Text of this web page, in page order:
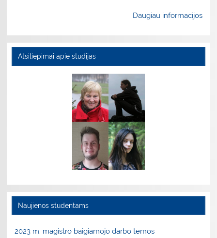
Daugiau informacijos
Atsiliepimai apie studijas
Naujienos studentams
2023 m. magistro baigiamojo darbo temos